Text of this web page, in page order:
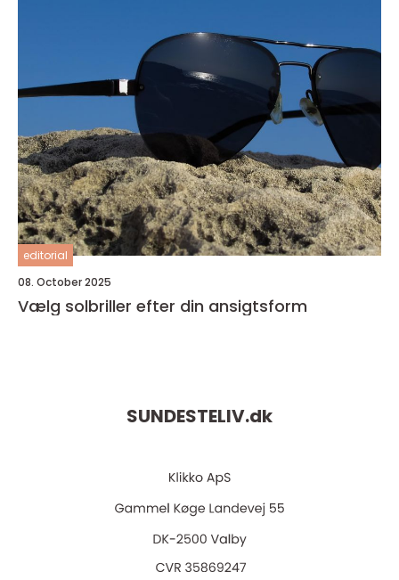
editorial
08. October 2025
Vælg solbriller efter din ansigtsform
SUNDESTELIV.dk